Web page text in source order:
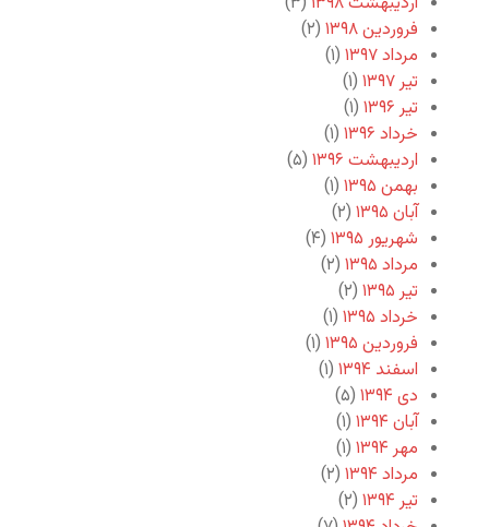
فروردین ۱۳۹۸
(۲)
مرداد ۱۳۹۷
(۱)
تیر ۱۳۹۷
(۱)
تیر ۱۳۹۶
(۱)
خرداد ۱۳۹۶
(۱)
اردیبهشت ۱۳۹۶
(۵)
بهمن ۱۳۹۵
(۱)
آبان ۱۳۹۵
(۲)
شهریور ۱۳۹۵
(۴)
مرداد ۱۳۹۵
(۲)
تیر ۱۳۹۵
(۲)
خرداد ۱۳۹۵
(۱)
فروردین ۱۳۹۵
(۱)
اسفند ۱۳۹۴
(۱)
دی ۱۳۹۴
(۵)
آبان ۱۳۹۴
(۱)
مهر ۱۳۹۴
(۱)
مرداد ۱۳۹۴
(۲)
تیر ۱۳۹۴
(۲)